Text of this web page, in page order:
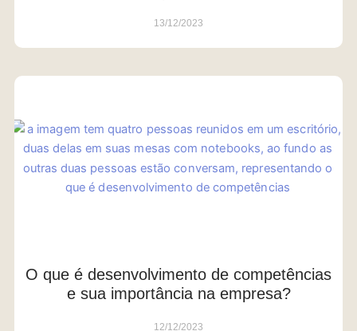
13/12/2023
O que é desenvolvimento de competências
e sua importância na empresa?
12/12/2023